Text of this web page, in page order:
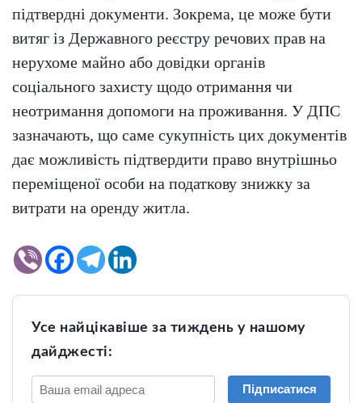
підтвердні документи. Зокрема, це може бути
витяг із Державного реєстру речових прав на
нерухоме майно або довідки органів
соціального захисту щодо отримання чи
неотримання допомоги на проживання. У ДПС
зазначають, що саме сукупність цих документів
дає можливість підтвердити право внутрішньо
переміщеної особи на податкову знижку за
витрати на оренду житла.
Усе найцікавіше за тиждень у нашому
дайджесті:
Підписатися